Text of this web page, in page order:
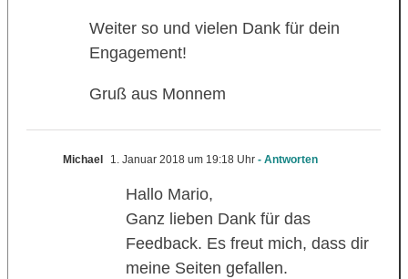
Weiter so und vielen Dank für dein
Engagement!
Gruß aus Monnem
Michael 1. Januar 2018 um 19:18 Uhr - Antworten
Hallo Mario,
Ganz lieben Dank für das
Feedback. Es freut mich, dass dir
meine Seiten gefallen.